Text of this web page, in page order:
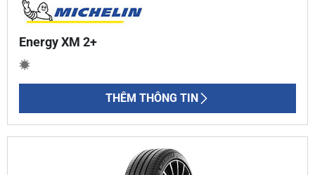
Energy XM 2+
THÊM THÔNG TIN